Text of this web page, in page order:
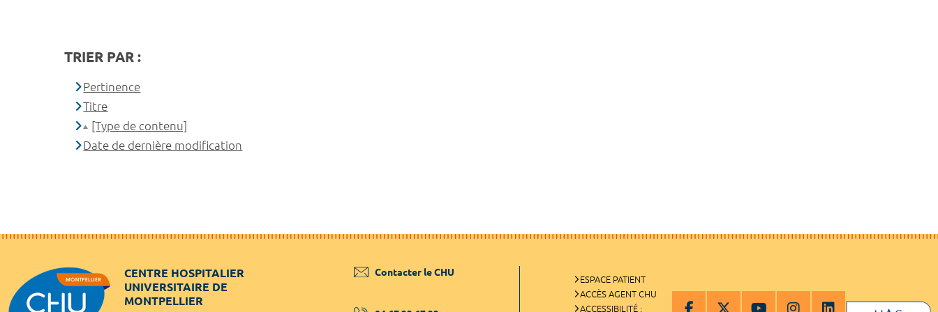
TRIER PAR :
Pertinence
Titre
[Type de contenu]
Date de dernière modification
CENTRE HOSPITALIER
UNIVERSITAIRE DE
MONTPELLIER
Contacter le CHU
ESPACE PATIENT
ACCÈS AGENT CHU
ACCESSIBILITÉ :